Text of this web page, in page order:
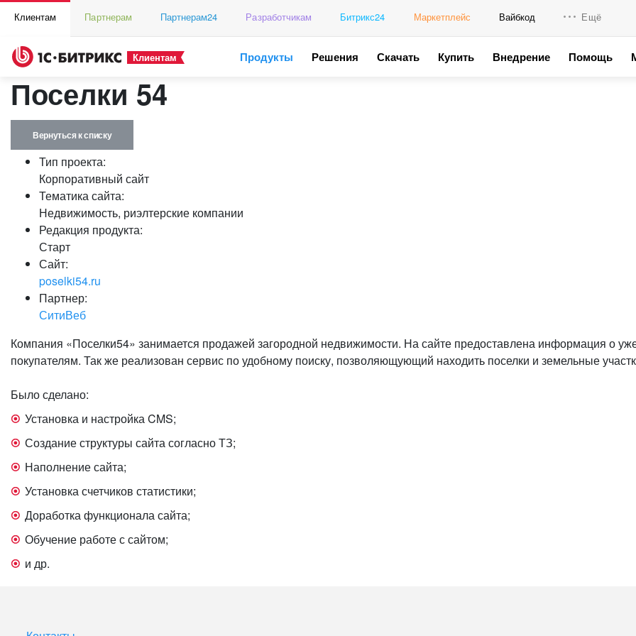
Клиентам Партнерам Партнерам24 Разработчикам Битрикс24 Маркетплейс Вайбкод Ещё
Клиентам Продукты Решения Скачать Купить Внедрение Помощь
Поселки 54
Вернуться к списку
Тип проекта:
Корпоративный сайт
Тематика сайта:
Недвижимость, риэлтерские компании
Редакция продукта:
Старт
Сайт:
poselki54.ru
Партнер:
СитиВеб
Компания «Поселки54» занимается продажей загородной недвижимости. На сайте предоставлена информация о
покупателям. Так же реализован сервис по удобному поиску, позволяющующий находить поселки и земельные
Было сделано:
Установка и настройка CMS;
Создание структуры сайта согласно ТЗ;
Наполнение сайта;
Установка счетчиков статистики;
Доработка функционала сайта;
Обучение работе с сайтом;
и др.